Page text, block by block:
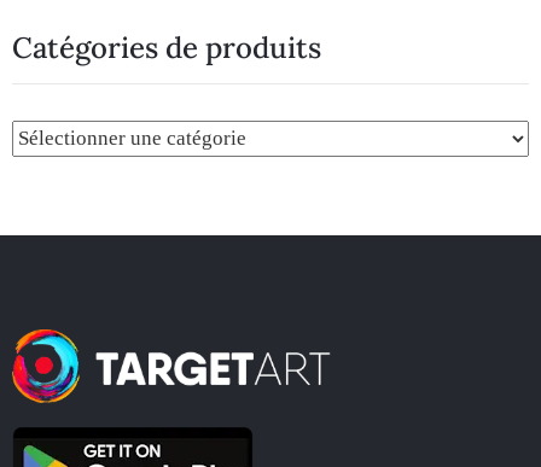
Catégories de produits